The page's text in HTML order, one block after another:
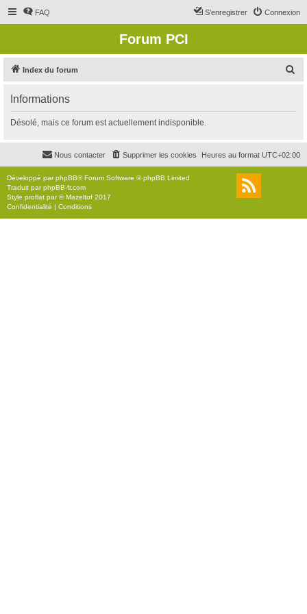
FAQ Connexion
S’enregistrer
Forum PCI
Index du forum
r
c
r
Informations
Désolé, mais ce forum est actuellement indisponible.
Heures au format UTC+02:00
Supprimer les cookies
Nous contacter
Développé parphpBB® Forum Software © phpBB Limited
Traduit parphpBB-fr.com
Style proflat par ©Mazeltof 2017
Confidentialité | Conditions